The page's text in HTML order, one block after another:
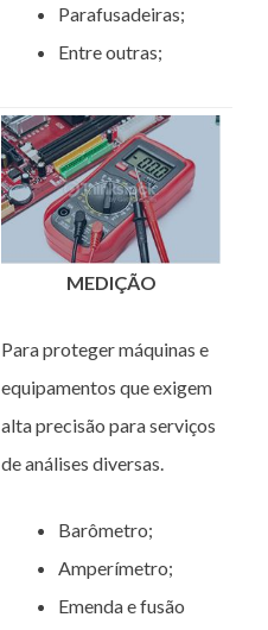
Parafusadeiras;
Entre outras;
MEDIÇÃO
Para proteger máquinas e
equipamentos que exigem
alta precisão para serviços
de análises diversas.
Barômetro;
Amperímetro;
Emenda e fusão